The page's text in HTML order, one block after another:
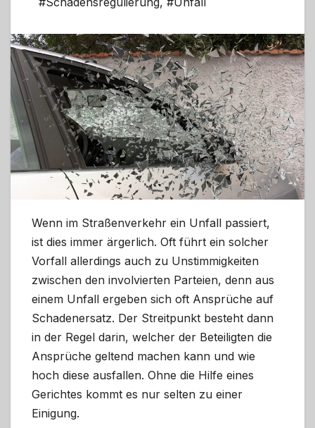
Wenn im Straßenverkehr ein Unfall passiert,
ist dies immer ärgerlich. Oft führt ein solcher
Vorfall allerdings auch zu Unstimmigkeiten
zwischen den involvierten Parteien, denn aus
einem Unfall ergeben sich oft Ansprüche auf
Schadenersatz. Der Streitpunkt besteht dann
in der Regel darin, welcher der Beteiligten die
Ansprüche geltend machen kann und wie
hoch diese ausfallen. Ohne die Hilfe eines
Gerichtes kommt es nur selten zu einer
Einigung.